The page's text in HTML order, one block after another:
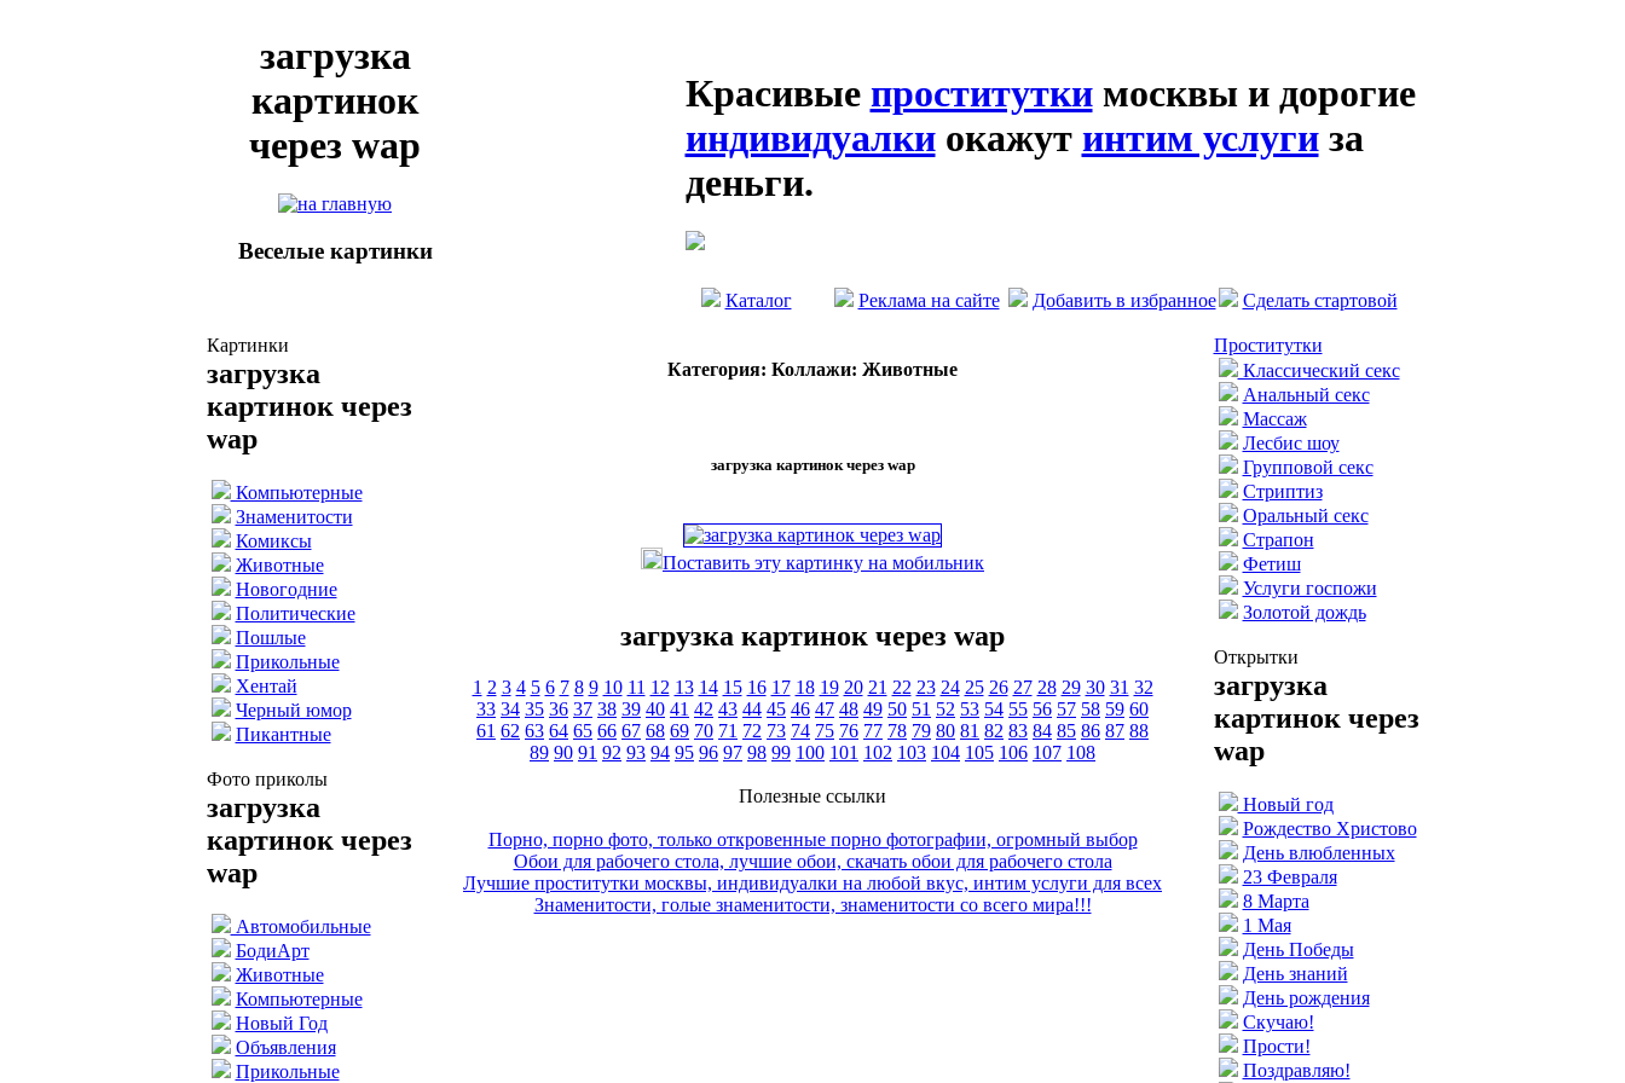
загрузка
картинок
через wap
Веселые картинки
Красивые проституткимосквы и дорогие
индивидуалкиокажут интим услугиза
деньги.
Каталог Реклама на сайте Добавить в избранное Сделать стартовой
Картинки
загрузка
картинок через
wap
Компьютерные
Знаменитости
Комиксы
Животные
Новогодние
Политические
Пошлые
Прикольные
Хентай
Черный юмор
Пикантные
Фото приколы
загрузка
картинок через
wap
Автомобильные
БодиАрт
Животные
Компьютерные
Новый Год
Объявления
Прикольные
Категория: Коллажи: Животные
загрузка картинок через wap
Поставить эту картинку на мобильник
загрузка картинок через wap
1 2 3 4 5 6 7 8 9 10 11 12 13 14 15 16 17 18 19 20 21 22 23 24 25 26 27 28 29 30 31 32
33 34 35 36 37 38 39 40 41 42 43 44 45 46 47 48 49 50 51 52 53 54 55 56 57 58 59 60
61 62 63 64 65 66 67 68 69 70 71 72 73 74 75 76 77 78 79 80 81 82 83 84 85 86 87 88
89 90 91 92 93 94 95 96 97 98 99 100 101 102 103 104 105 106 107 108
Полезные ссылки
Порно, порно фото, только откровенные порно фотографии, огромный выбор
Обои для рабочего стола, лучшие обои, скачать обои для рабочего стола
Лучшие проститутки москвы, индивидуалки на любой вкус, интим услуги для всех
Знаменитости, голые знаменитости, знаменитости со всего мира!!!
Проститутки
Классический секс
Анальный секс
Массаж
Лесбис шоу
Групповой секс
Стриптиз
Оральный секс
Страпон
Фетиш
Услуги госпожи
Золотой дождь
Открытки
загрузка
картинок через
wap
Новый год
Рождество Христово
День влюбленных
23 Февраля
8 Марта
1 Мая
День Победы
День знаний
День рождения
Скучаю!
Прости!
Поздравляю!